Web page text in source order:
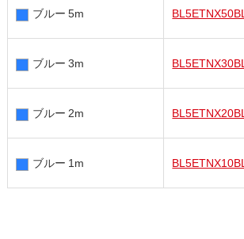
ブルー 5m BL5ETNX50BL
ブルー 3m BL5ETNX30BL
ブルー 2m BL5ETNX20BL
ブルー 1m BL5ETNX10BL